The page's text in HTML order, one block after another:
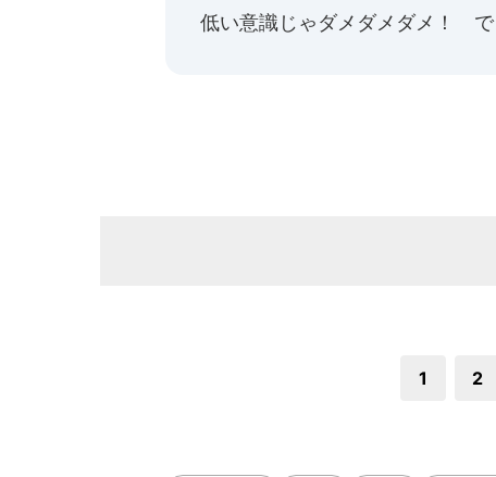
低い意識じゃダメダメダメ！ で
1 2